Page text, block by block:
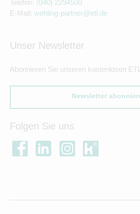
Telefon: (040) 2294500
E-Mail: wehling-partner@etl.de
Unser Newsletter
Abonnieren Sie unseren kostenlosen
Newsletter
Folgen Sie uns